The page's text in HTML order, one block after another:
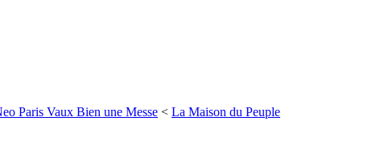
Paris Vaux Bien une Messe < La Maison du Peuple